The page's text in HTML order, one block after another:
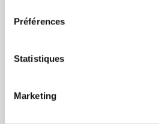
Préférences
Statistiques
Marketing